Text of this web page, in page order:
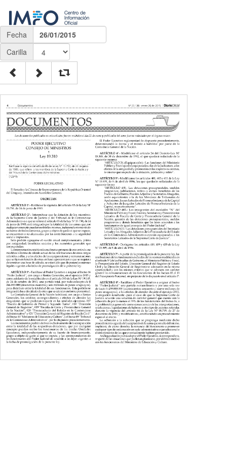
Fecha
26/01/2015
Carilla